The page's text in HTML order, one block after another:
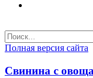
Полная версия сайта
Свинина с